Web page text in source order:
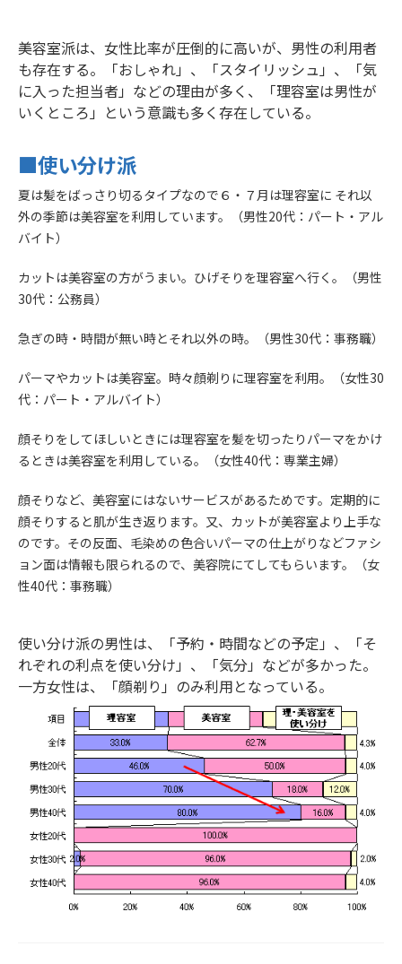
美容室派は、女性比率が圧倒的に高いが、男性の利用者
も存在する。「おしゃれ」、「スタイリッシュ」、「気
に入った担当者」などの理由が多く、「理容室は男性が
いくところ」という意識も多く存在している。
■使い分け派
夏は髪をばっさり切るタイプなので６・７月は理容室に それ以
外の季節は美容室を利用しています。（男性20代：パート・アル
バイト）
カットは美容室の方がうまい。ひげそりを理容室へ行く。（男性
30代：公務員）
急ぎの時・時間が無い時とそれ以外の時。（男性30代：事務職）
パーマやカットは美容室。時々顔剃りに理容室を利用。（女性30
代：パート・アルバイト）
顔そりをしてほしいときには理容室を髪を切ったりパーマをかけ
るときは美容室を利用している。（女性40代：専業主婦）
顔そりなど、美容室にはないサービスがあるためです。定期的に
顔そりすると肌が生き返ります。又、カットが美容室より上手な
のです。その反面、毛染めの色合いパーマの仕上がりなどファシ
ョン面は情報も限られるので、美容院にてしてもらいます。（女
性40代：事務職）
使い分け派の男性は、「予約・時間などの予定」、「そ
れぞれの利点を使い分け」、「気分」などが多かった。
一方女性は、「顔剃り」のみ利用となっている。